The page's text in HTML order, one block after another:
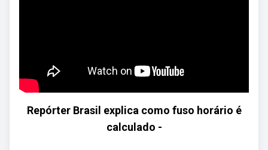
Repórter Brasil explica como fuso horário é
calculado -